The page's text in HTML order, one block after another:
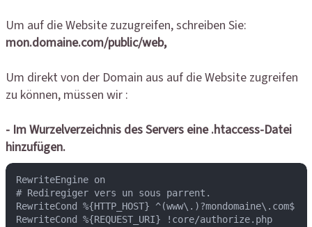
Um auf die Website zuzugreifen, schreiben Sie:
mon.domaine.com/public/web,
Um direkt von der Domain aus auf die Website zugreifen
zu können, müssen wir :
- Im Wurzelverzeichnis des Servers eine .htaccess-Datei
hinzufügen.
RewriteEngine on
# Rediregiger vers un sous parrent.
RewriteCond %{HTTP_HOST} ^(www\.)?mondomaine\.com$
RewriteCond %{REQUEST_URI} !core/authorize.php